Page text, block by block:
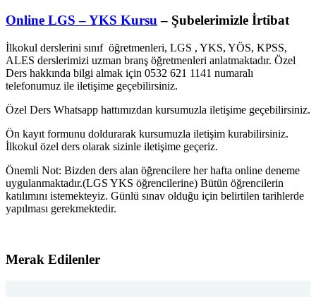
Online LGS – YKS Kursu – Şubelerimizle İrtibat
İlkokul derslerini sınıf öğretmenleri, LGS , YKS, YÖS, KPSS,
ALES derslerimizi uzman branş öğretmenleri anlatmaktadır. Özel
Ders hakkında bilgi almak için 0532 621 1141 numaralı
telefonumuz ile iletişime geçebilirsiniz.
Özel Ders Whatsapp hattımızdan kursumuzla iletişime geçebilirsiniz.
Ön kayıt formunu doldurarak kursumuzla iletişim kurabilirsiniz.
İlkokul özel ders olarak sizinle iletişime geçeriz.
Önemli Not: Bizden ders alan öğrencilere her hafta online deneme
uygulanmaktadır.(LGS YKS öğrencilerine) Bütün öğrencilerin
katılımını istemekteyiz. Günlü sınav olduğu için belirtilen tarihlerde
yapılması gerekmektedir.
Merak Edilenler